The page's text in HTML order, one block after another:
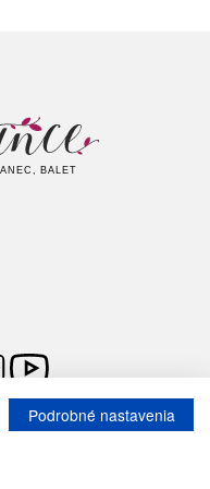
BALET
Podrobné nastavenia